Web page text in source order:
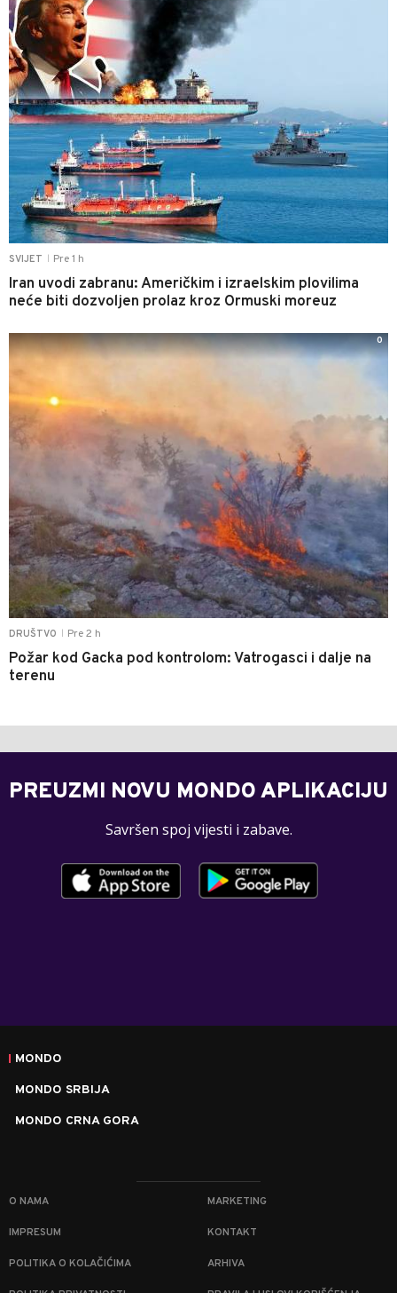
SVIJET Pre 1 h
Iran uvodi zabranu: Američkim i izraelskim plovilima
neće biti dozvoljen prolaz kroz Ormuski moreuz
DRUŠTVO Pre 2 h
Požar kod Gacka pod kontrolom: Vatrogasci i dalje na
terenu
0
PREUZMI NOVU MONDO APLIKACIJU
Savršen spoj vijesti i zabave.
MONDO
MONDO SRBIJA
MONDO CRNA GORA
O NAMA MARKETING
IMPRESUM KONTAKT
POLITIKA O KOLAČIĆIMA ARHIVA